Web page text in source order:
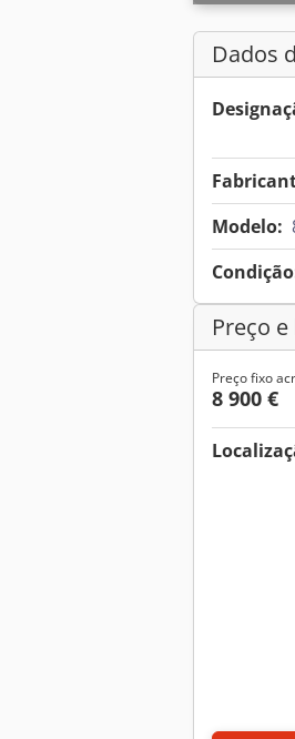
Dados
Modelo:
Preço
Preço fixo
8 900 €